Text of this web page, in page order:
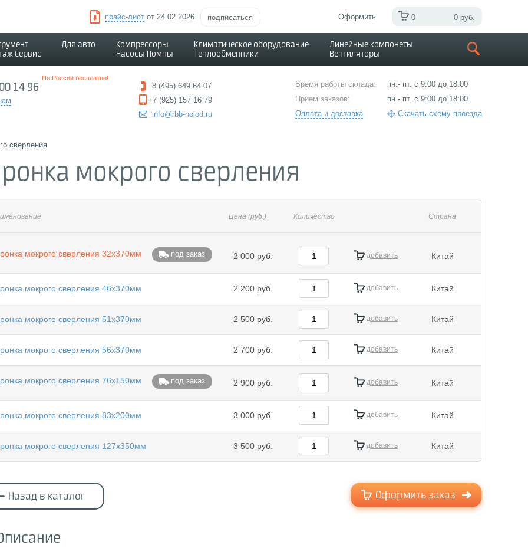
прайс-листот 24.02.2026 подписаться Оформить 0 0 руб.
Сервис
Для авто
Компрессоры
Насосы Помпы
Климатическое оборудование
Теплообменники
Линейные компонеты
Вентиляторы
14 96
По России бесплатно!
8 (495) 649 64 07
+7 (925) 157 16 79
info@rbb-holod.ru
Время работы склада:
Прием заказов:
Оплата и доставка
пн.- пт. с 9:00 до 18:00
пн.- пт. с 9:00 до 18:00
Скачать схему проезда
сверления
мокрого сверления
Цена (руб.) Количество Страна
мокрого сверления 32х370мм под заказ 2 000 руб. добавить Китай
мокрого сверления 46х370мм 2 200 руб. добавить Китай
мокрого сверления 51х370мм 2 500 руб. добавить Китай
мокрого сверления 56х370мм 2 700 руб. добавить Китай
мокрого сверления 76х150мм под заказ 2 900 руб. добавить Китай
мокрого сверления 83х200мм 3 000 руб. добавить Китай
мокрого сверления 127х350мм 3 500 руб. добавить Китай
Назад в каталог Оформить заказ